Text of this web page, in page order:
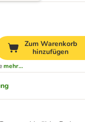
Zum Warenkorb
hinzufügen
mehr...